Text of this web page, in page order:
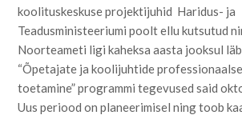
koolituskeskuse projektijuhid Haridus- ja
Teadusministeeriumi poolt ellu kutsutud
Noorteameti ligi kaheksa aasta jooksul
“Õpetajate ja koolijuhtide
toetamine” programmi tegevused said
Uus periood on planeerimisel ning toob